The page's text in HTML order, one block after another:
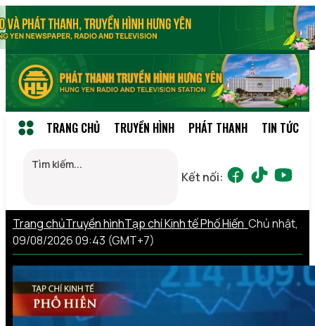
TRANG CHỦ TRUYỀN HÌNH PHÁT THANH TIN TỨC
Kết nối:
Trang chủTruyền hìnhTạp chí Kinh tế Phố Hiến Chủ nhật,
09/08/2026 09:43 (GMT+7)